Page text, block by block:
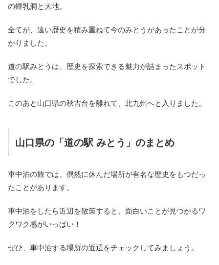
の鍾乳洞と大地。
全てが、遠い歴史を積み重ねて今のみとうがあったことが分
かりました。
道の駅みとうは、歴史を探索できる魅力が詰まったスポット
でした。
このあと山口県の秋吉台を離れて、北九州へと入りました。
山口県の「道の駅 みとう」のまとめ
車中泊の旅では、偶然に休んだ場所が有名な歴史をもつだっ
たことがあります。
車中泊をしたら近辺を散策すると、面白いことが見つかるワ
クワク感がいっぱい！
ぜひ、車中泊する場所の近辺をチェックしてみましょう。